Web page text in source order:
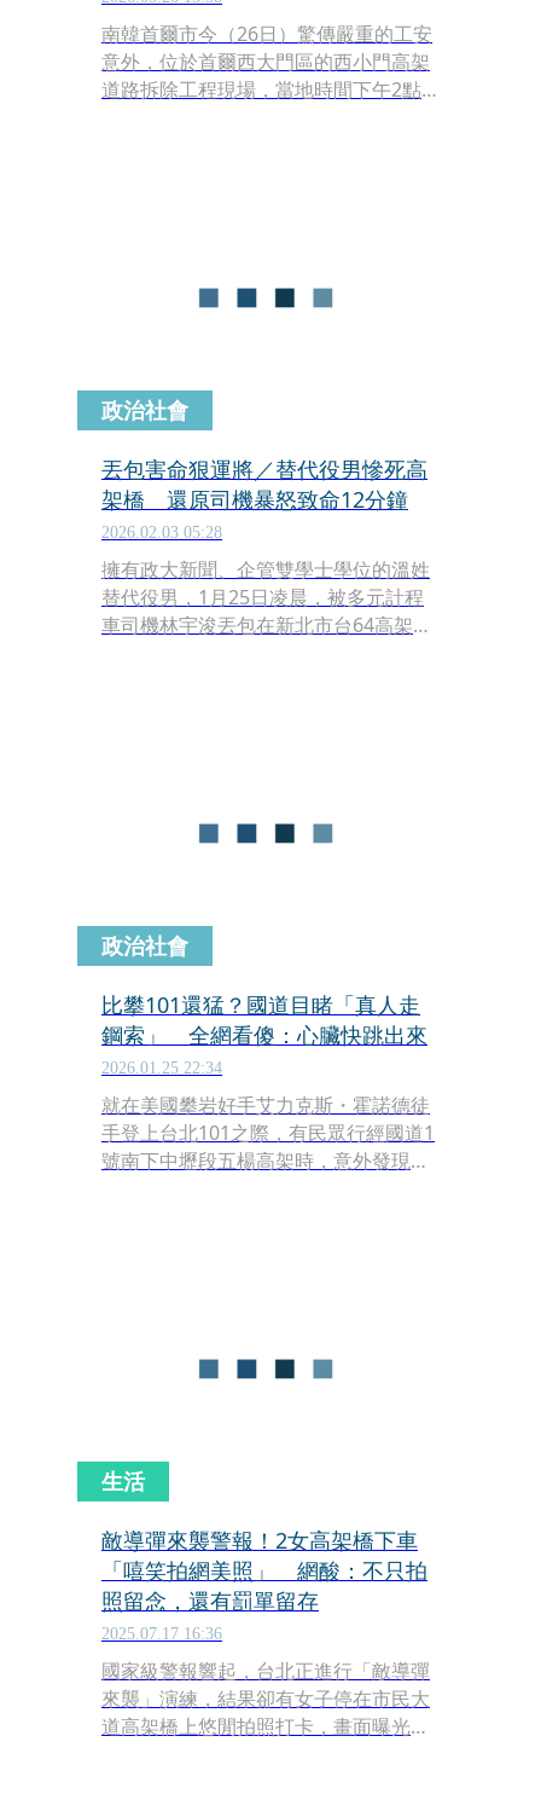
南韓首爾市今（26日）驚傳嚴重的工安
意外，位於首爾西大門區的西小門高架
道路拆除工程現場，當地時間下午2點
政治社會
丟包害命狠運將／替代役男慘死高
架橋 還原司機暴怒致命12分鐘
2026.02.03 05:28
擁有政大新聞、企管雙學士學位的溫姓
替代役男，1月25日凌晨，被多元計程
車司機林宇浚丟包在新北市台64高架快
政治社會
比攀101還猛？國道目睹「真人走
鋼索」 全網看傻：心臟快跳出來
2026.01.25 22:34
就在美國攀岩好手艾力克斯・霍諾德徒
手登上台北101之際，有民眾行經國道1
號南下中壢段五楊高架時，意外發現高
生活
敵導彈來襲警報！2女高架橋下車
「嘻笑拍網美照」 網酸：不只拍
照留念，還有罰單留存
2025.07.17 16:36
國家級警報響起，台北正進行「敵導彈
來襲」演練，結果卻有女子停在市民大
道高架橋上悠閒拍照打卡，畫面曝光引